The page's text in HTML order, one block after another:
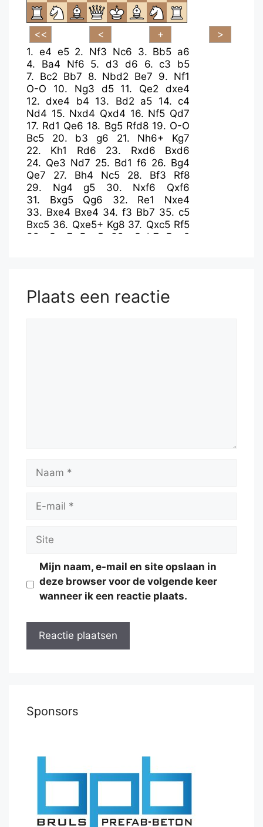
1. e4 e5 2. Nf3 Nc6 3. Bb5 a6
4. Ba4 Nf6 5. d3 d6 6.c3
b5
7. Bc2 Bb7 8. Nbd2 Be7 9. Nf1
O-O
10. Ng3 d5 11. Qe2
dxe4
12.dxe4 b4 13. Bd2 a5 14.c4
Nd4 15. Nxd4 Qxd4 16. Nf5 Qd7
17. Rd1 Qe6 18. Bg5 Rfd8 19. O-O
Bc5
20. b3 g6 21. Nh6+
Kg7
22. Kh1 Rd6 23. Rxd6
Bxd6
24. Qe3 Nd7 25. Bd1 f6 26. Bg4
Qe7
27. Bh4 Nc5 28. Bf3
Rf8
29. Ng4 g5 30. Nxf6
Qxf6
31. Bxg5 Qg6 32. Re1
Nxe4
33. Bxe4 Bxe4 34. f3 Bb7 35. c5
Bxc5 36. Qxe5+ Kg8 37. Qxc5 Rf5
38.
Qxc7 Rxg5 39. Qxb7
Rxg2
Plaats een reactie
Naam
Site
Mijn naam, e-mail en site opslaan in
deze browser voor de volgende keer
wanneer ik een reactie plaats.
Sponsors